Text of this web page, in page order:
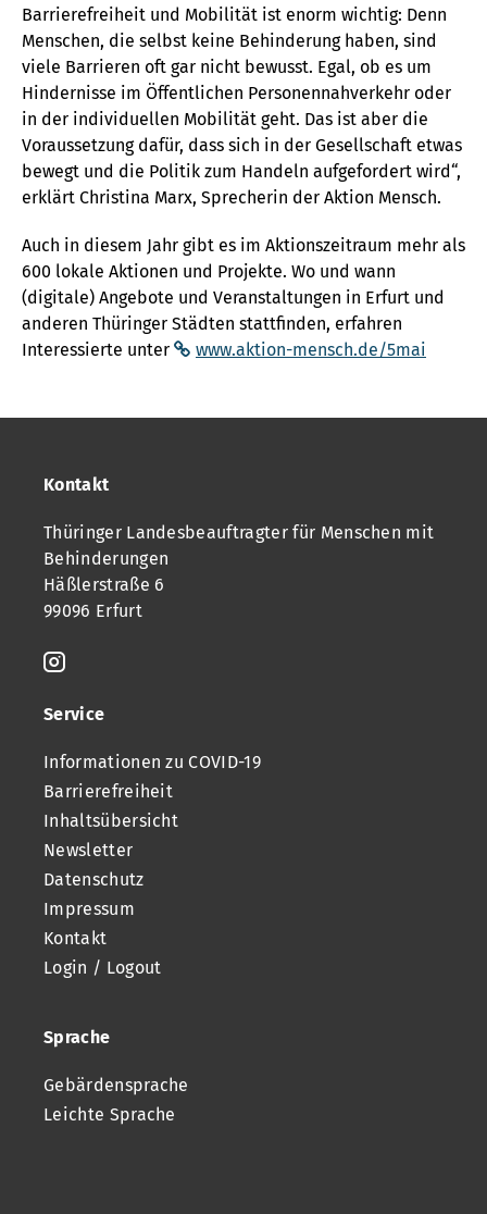
Barrierefreiheit und Mobilität ist enorm wichtig: Denn
Menschen, die selbst keine Behinderung haben, sind
viele Barrieren oft gar nicht bewusst. Egal, ob es um
Hindernisse im Öffentlichen Personennahverkehr oder
in der individuellen Mobilität geht. Das ist aber die
Voraussetzung dafür, dass sich in der Gesellschaft etwas
bewegt und die Politik zum Handeln aufgefordert wird“,
erklärt Christina Marx, Sprecherin der Aktion Mensch.
Auch in diesem Jahr gibt es im Aktionszeitraum mehr als
600 lokale Aktionen und Projekte. Wo und wann
(digitale) Angebote und Veranstaltungen in Erfurt und
anderen Thüringer Städten stattfinden, erfahren
Interessierte unter
www.aktion-mensch.de/5mai
Kontakt
Thüringer Landesbeauftragter für Menschen mit
Behinderungen
Häßlerstraße 6
99096 Erfurt
Service
Informationen zu COVID-19
Barrierefreiheit
Inhaltsübersicht
Newsletter
Datenschutz
Impressum
Kontakt
Login / Logout
Sprache
Gebärdensprache
Leichte Sprache